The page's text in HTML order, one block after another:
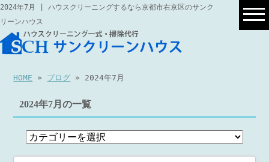
2024年7月 | ハウスクリーニングするなら京都市右京区のサンク
リーンハウス
HOME » ブログ » 2024年7月
2024年7月の一覧